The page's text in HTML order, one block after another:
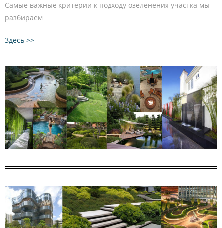
Самые важные критерии к подходу озеленения участка мы
разбираем
Здесь >>